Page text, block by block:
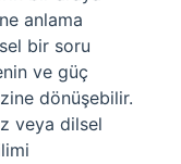
anlama
bir soru
ve güç
dönüşebilir.
veya dilsel